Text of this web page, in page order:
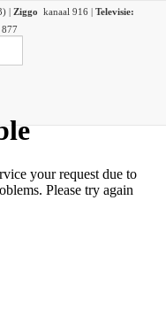
| Ziggo kanaal 916 | Televisie:
877